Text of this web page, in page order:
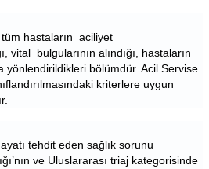
hastaların  aciliyet
vital  bulgularının alındığı, hastaların
yönlendirildikleri bölümdür. Acil Servise
kriterlere uygun
tehdit eden sağlık sorunu
ve Uluslararası triaj kategorisinde